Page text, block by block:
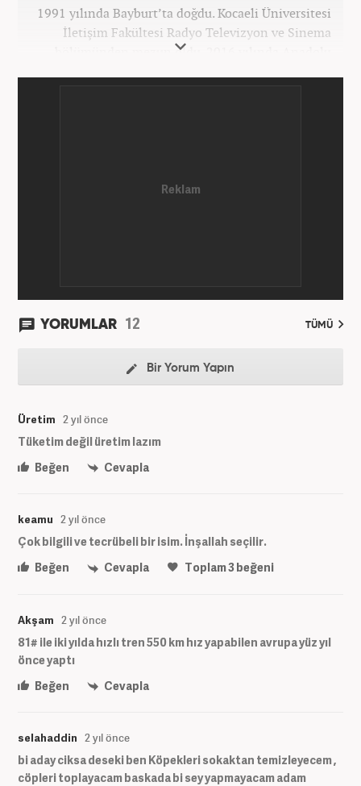
1991 yılında Bayburt’ta doğdu. Kocaeli Üniversitesi
İletişim Fakültesi Radyo Televizyon ve Sinema
bölümünden mezun oldu. 2016 yılında Anadolu
YORUMLAR 12 TÜMÜ
Bir Yorum Yapın
Üretim 2 yıl önce
Tüketim değil üretim lazım
Beğen
Cevapla
keamu 2 yıl önce
Çok bilgili ve tecrübeli bir isim. İnşallah seçilir.
Beğen
Cevapla Toplam3beğeni
Akşam 2 yıl önce
81# ile iki yılda hızlı tren 550 km hız yapabilen avrupa yüz yıl
önce yaptı
Beğen
Cevapla
selahaddin 2 yıl önce
bi aday ciksa deseki ben Köpekleri sokaktan temizleyecem ,
cöpleri toplayacam baskada bi sey yapmayacam adam